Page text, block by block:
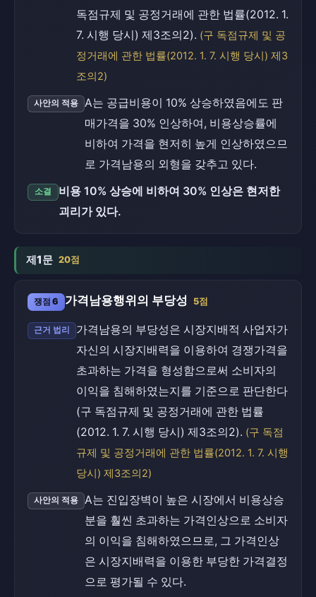
독점규제 및 공정거래에 관한 법률(2012. 1.
7. 시행 당시) 제3조의2). (구 독점규제 및 공
정거래에 관한 법률(2012. 1. 7. 시행 당시) 제3
조의2)
사안의 적용
A는 공급비용이 10% 상승하였음에도 판
매가격을 30% 인상하여, 비용상승률에
비하여 가격을 현저히 높게 인상하였으므
로 가격남용의 외형을 갖추고 있다.
소결
비용 10% 상승에 비하여 30% 인상은 현저한
괴리가 있다.
제1문 20점
쟁점 6 가격남용행위의 부당성 5점
근거 법리
가격남용의 부당성은 시장지배적 사업자가
자신의 시장지배력을 이용하여 경쟁가격을
초과하는 가격을 형성함으로써 소비자의
이익을 침해하였는지를 기준으로 판단한다
(구 독점규제 및 공정거래에 관한 법률
(2012. 1. 7. 시행 당시) 제3조의2). (구 독점
규제 및 공정거래에 관한 법률(2012. 1. 7. 시행
당시) 제3조의2)
사안의 적용
A는 진입장벽이 높은 시장에서 비용상승
분을 훨씬 초과하는 가격인상으로 소비자
의 이익을 침해하였으므로, 그 가격인상
은 시장지배력을 이용한 부당한 가격결정
으로 평가될 수 있다.